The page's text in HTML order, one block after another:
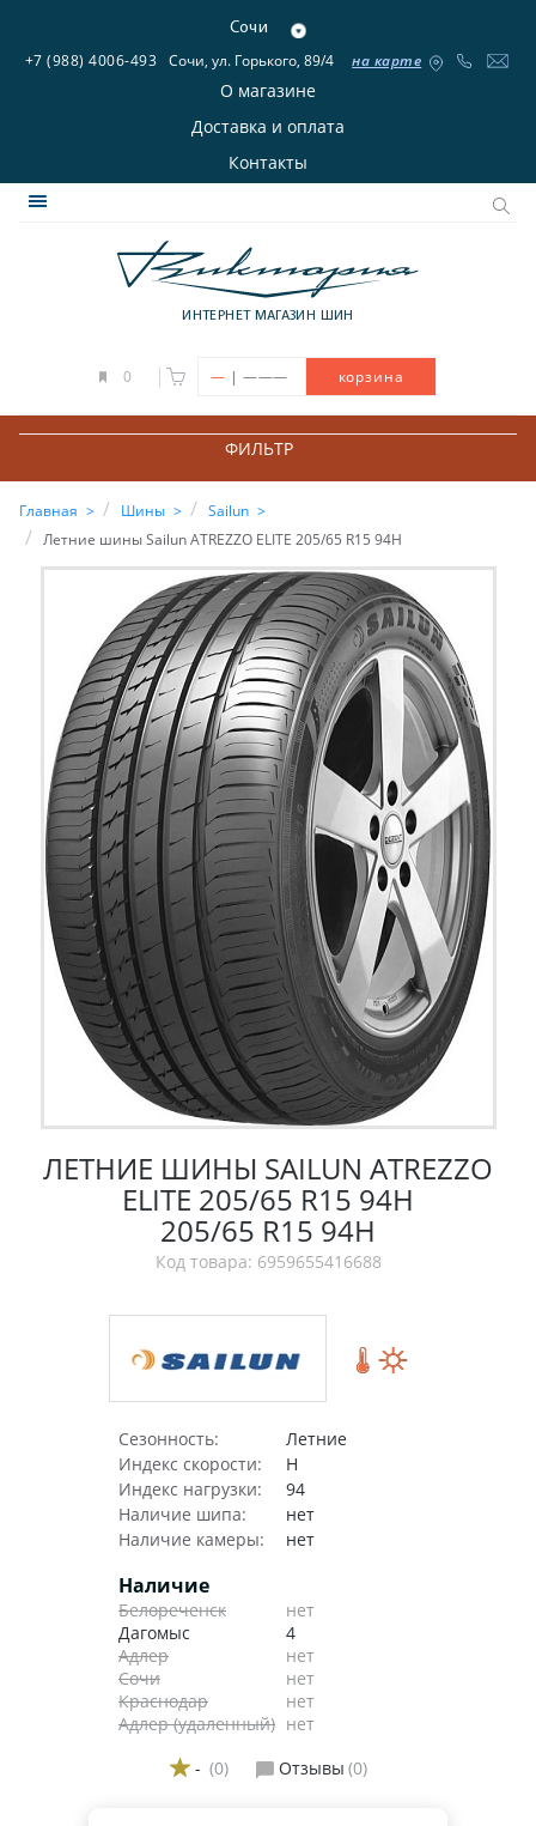
Сочи
+7 (988) 4006-493 Сочи, ул. Горького, 89/4 на карте
О магазине
Доставка и оплата
Контакты
ИНТЕРНЕТ МАГАЗИН ШИН
0 — | ——— корзина
ФИЛЬТР
Главная Шины
Sailun
Летние шины Sailun ATREZZO ELITE 205/65 R15 94H
ЛЕТНИЕ ШИНЫ SAILUN ATREZZO
ELITE 205/65 R15 94H
205/65 R15 94H
Код товара: 6959655416688
Сезонность:
Летние
Индекс скорости:
H
Индекс нагрузки:
94
Наличие шипа:
нет
Наличие камеры:
нет
Наличие
Белореченск
нет
Дагомыс
4
Адлер
нет
Сочи
нет
Краснодар
нет
Адлер (удаленный) нет
- (0) Отзывы (0)